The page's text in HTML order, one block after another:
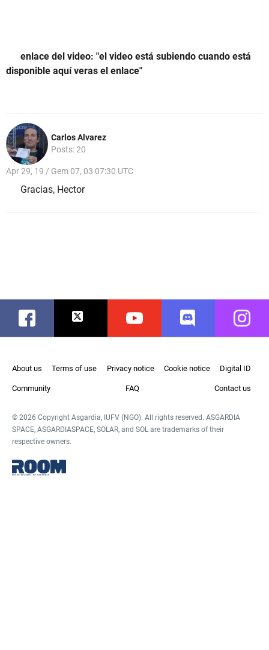
enlace del video: "el video está subiendo cuando está
disponible aquí veras el enlace"
Carlos Alvarez
Posts: 20
Apr 29, 19 / Gem 07, 03 07:30 UTC
Gracias, Hector
Facebook Twitter Youtube Discord
About us Terms of use Privacy notice Cookie notice Digital ID
Community FAQ Contact us
© 2026 Copyright Asgardia, IUFV (NGO). All rights reserved. ASGARDIA
SPACE, ASGARDIASPACE, SOLAR, and SOL are trademarks of their
respective owners.